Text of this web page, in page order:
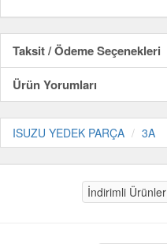
Taksit / Ödeme Seçenekleri
Ürün Yorumları
ISUZU YEDEK PARÇA 3A
İndirimli Ürünler